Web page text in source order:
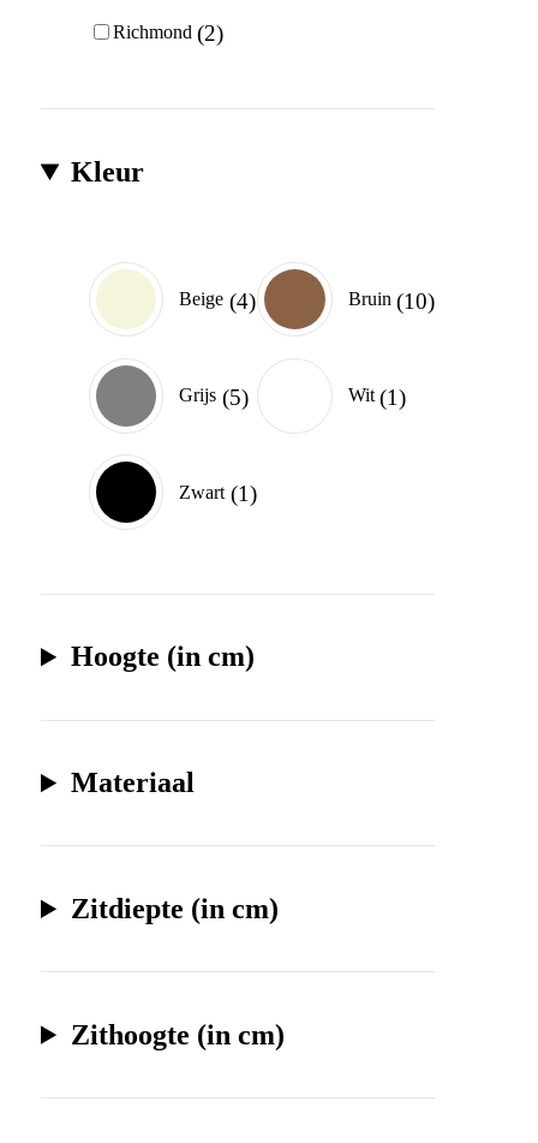
Richmond 2
Kleur
Beige 4 Bruin 10
Grijs 5 Wit 1
Zwart 1
Hoogte (in cm)
Materiaal
Zitdiepte (in cm)
Zithoogte (in cm)